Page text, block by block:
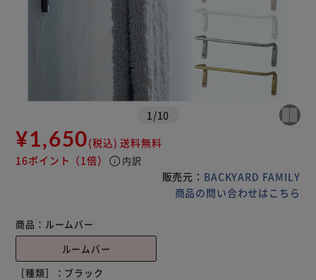
1 /10
¥1,650(税込) 送料無料
16ポイント （1倍） info 内訳
販売元： BACKYARD FAMILY
商品の問い合わせはこちら
商品： ルームバー
ルームバー
［種類］： ブラック